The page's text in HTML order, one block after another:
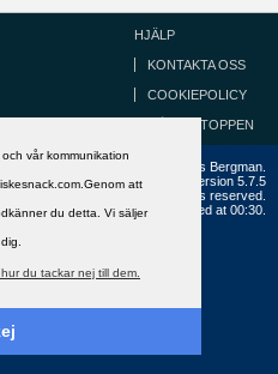
vår kommunikation
att
du detta. Vi säljer
du tackar nej till dem.
HJÄLP
KONTAKTA OSS
COOKIEPOLICY
GÅ TILL TOPPEN
Grundad 2002 av Anders Bergman.
Powered byvBulletin®
Version 5.7.5
Sub I, LLC dba vBulletin. All rights reserved.
GMT+1. This page was generated at 00:30.